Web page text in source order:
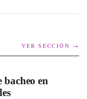
VER SECCIÓN →
en